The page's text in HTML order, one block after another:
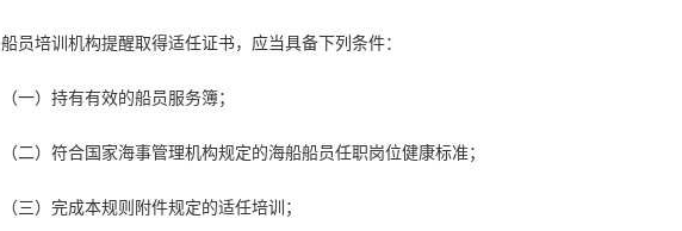
船员培训机构提醒取得适任证书，应当具备下列条件：
（一）持有有效的船员服务簿；
（二）符合国家海事管理机构规定的海船船员任职岗位健康标准；
（三）完成本规则附件规定的适任培训；